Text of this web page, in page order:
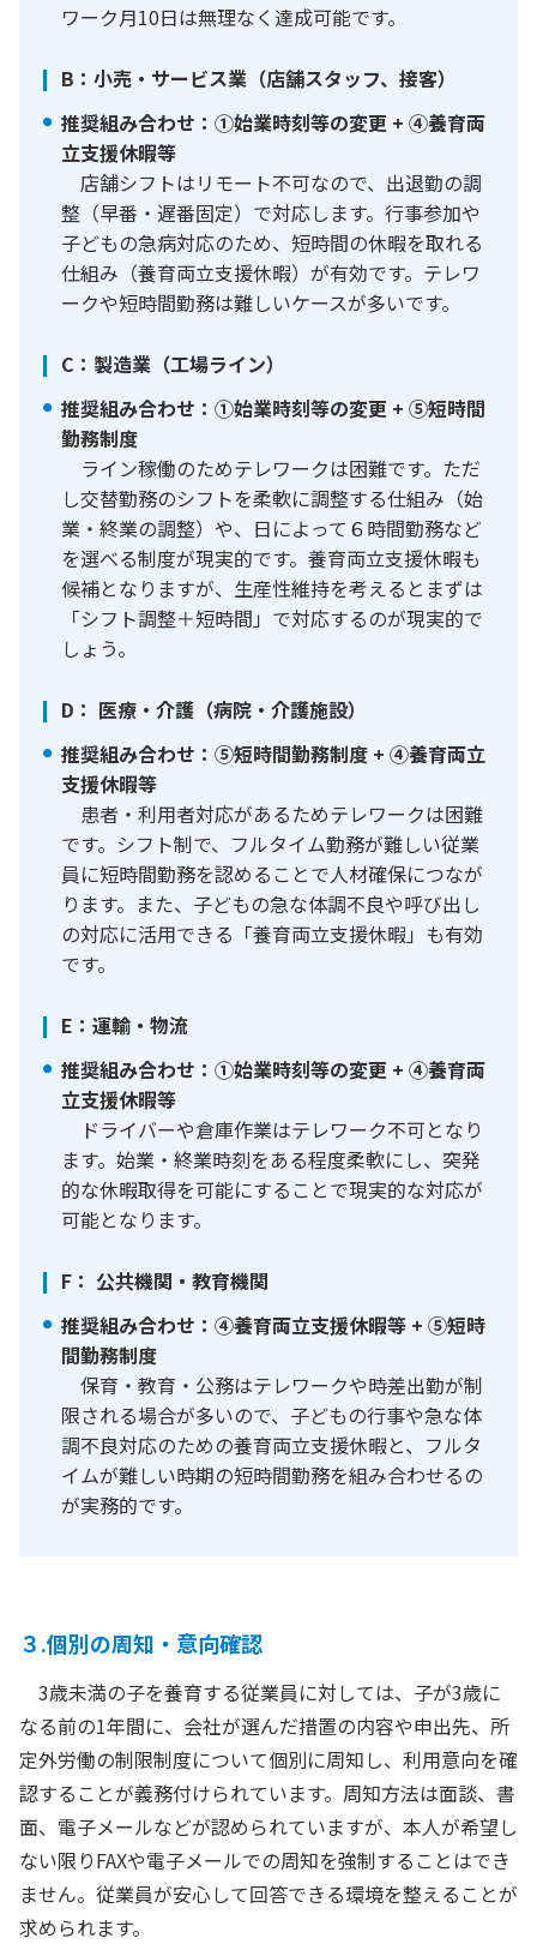
ワーク月10日は無理なく達成可能です。
B：小売・サービス業（店舗スタッフ、接客）
推奨組み合わせ：①始業時刻等の変更 + ④養育両
立支援休暇等
店舗シフトはリモート不可なので、出退勤の調
整（早番・遅番固定）で対応します。行事参加や
子どもの急病対応のため、短時間の休暇を取れる
仕組み（養育両立支援休暇）が有効です。テレワ
ークや短時間勤務は難しいケースが多いです。
C：製造業（工場ライン）
推奨組み合わせ：①始業時刻等の変更 + ⑤短時間
勤務制度
ライン稼働のためテレワークは困難です。ただ
し交替勤務のシフトを柔軟に調整する仕組み（始
業・終業の調整）や、日によって６時間勤務など
を選べる制度が現実的です。養育両立支援休暇も
候補となりますが、生産性維持を考えるとまずは
「シフト調整＋短時間」で対応するのが現実的で
しょう。
D： 医療・介護（病院・介護施設）
推奨組み合わせ：⑤短時間勤務制度 + ④養育両立
支援休暇等
患者・利用者対応があるためテレワークは困難
です。シフト制で、フルタイム勤務が難しい従業
員に短時間勤務を認めることで人材確保につなが
ります。また、子どもの急な体調不良や呼び出し
の対応に活用できる「養育両立支援休暇」も有効
です。
E：運輸・物流
推奨組み合わせ：①始業時刻等の変更 + ④養育両
立支援休暇等
ドライバーや倉庫作業はテレワーク不可となり
ます。始業・終業時刻をある程度柔軟にし、突発
的な休暇取得を可能にすることで現実的な対応が
可能となります。
F： 公共機関・教育機関
推奨組み合わせ：④養育両立支援休暇等 + ⑤短時
間勤務制度
保育・教育・公務はテレワークや時差出勤が制
限される場合が多いので、子どもの行事や急な体
調不良対応のための養育両立支援休暇と、フルタ
イムが難しい時期の短時間勤務を組み合わせるの
が実務的です。
３.個別の周知・意向確認
3歳未満の子を養育する従業員に対しては、子が3歳に
なる前の1年間に、会社が選んだ措置の内容や申出先、所
定外労働の制限制度について個別に周知し、利用意向を確
認することが義務付けられています。周知方法は面談、書
面、電子メールなどが認められていますが、本人が希望し
ない限りFAXや電子メールでの周知を強制することはでき
ません。従業員が安心して回答できる環境を整えることが
求められます。